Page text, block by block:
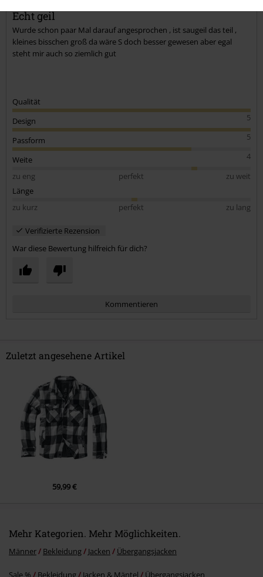
Kommentar jetzt abschicken!
Echt geil
Wurde schon paar Mal darauf angesprochen , ist saugeil das teil ,
kleines bisschen groß da wäre S doch besser gewesen aber egal
steht mir auch so ziemlich gut
Qualität
5
Design
5
Passform
4
Weite
zu eng
perfekt
zu weit
Länge
zu kurz
perfekt zu lang
Verifizierte Rezension
War diese Bewertung hilfreich für dich?
Kommentieren
Kommentar jetzt abschicken!
Zuletzt angesehene Artikel
59,99 €
Mehr Kategorien. Mehr Möglichkeiten.
Männer Bekleidung Jacken Übergangsjacken
Sale % Bekleidung Jacken & Mäntel Übergangsjacken